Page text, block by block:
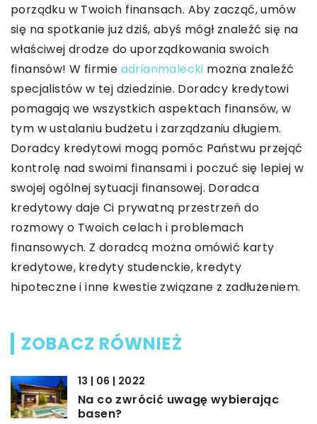
porządku w Twoich finansach. Aby zacząć, umów
się na spotkanie już dziś, abyś mógł znaleźć się na
właściwej drodze do uporządkowania swoich
finansów! W firmie adrianmalecki można znaleźć
specjalistów w tej dziedzinie. Doradcy kredytowi
pomagają we wszystkich aspektach finansów, w
tym w ustalaniu budżetu i zarządzaniu długiem.
Doradcy kredytowi mogą pomóc Państwu przejąć
kontrolę nad swoimi finansami i poczuć się lepiej w
swojej ogólnej sytuacji finansowej. Doradca
kredytowy daje Ci prywatną przestrzeń do
rozmowy o Twoich celach i problemach
finansowych. Z doradcą można omówić karty
kredytowe, kredyty studenckie, kredyty
hipoteczne i inne kwestie związane z zadłużeniem.
ZOBACZ RÓWNIEŻ
13 | 06 | 2022
Na co zwrócić uwagę wybierając
basen?